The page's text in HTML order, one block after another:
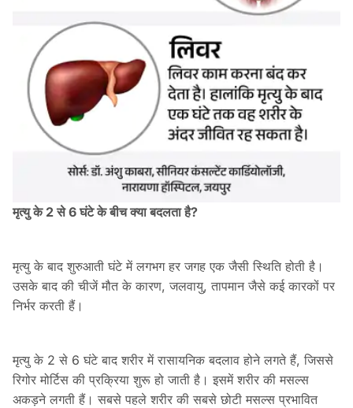
मृत्यु के 2 से 6 घंटे के बीच क्या बदलता है?
मृत्यु के बाद शुरुआती घंटे में लगभग हर जगह एक जैसी स्थिति होती है।
उसके बाद की चीजें मौत के कारण, जलवायु, तापमान जैसे कई कारकों पर
निर्भर करती हैं।
मृत्यु के 2 से 6 घंटे बाद शरीर में रासायनिक बदलाव होने लगते हैं, जिससे
रिगोर मोर्टिस की प्रक्रिया शुरू हो जाती है। इसमें शरीर की मसल्स
अकड़ने लगती हैं। सबसे पहले शरीर की सबसे छोटी मसल्स प्रभावित